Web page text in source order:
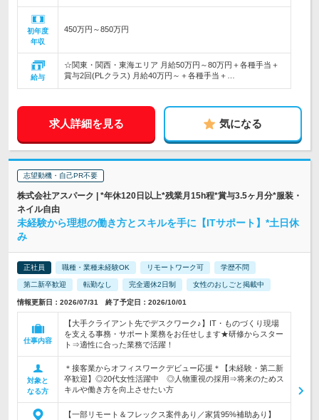
初年度
年収
450万円～850万円
給与
☆関東・関西・東海エリア 月給50万円～80万円＋各種手当＋
賞与2回(PLクラス) 月給40万円～＋各種手当＋…
求人詳細を見る 気になる
志望動機・自己PR不要
株式会社アスパーク | *年休120日以上*残業月15h程*賞与3.5ヶ月分*服装・
ネイル自由
未経験から理想の働き方とスキルを手に【ITサポート】*土日休
み
正社員 職種・業種未経験OK リモートワーク可 学歴不問
第二新卒歓迎 転勤なし 完全週休2日制 女性のおしごと掲載中
情報更新日：2026/07/31 終了予定日：2026/10/01
仕事内容
【大手クライアント先でデスクワーク♪】IT・ものづくり現場
を支える事務・サポート業務をお任せします★研修からスター
ト⇒適性に合った業務で活躍！
対象と
なる方
＊接客業からオフィスワークデビュー応援＊【未経験・第二新
卒歓迎】◎20代女性活躍中 ◎人物重視の採用⇒将来のためス
キルや働き方を向上させたい方
【一部リモート＆フレックス案件あり／家賃95%補助あり】